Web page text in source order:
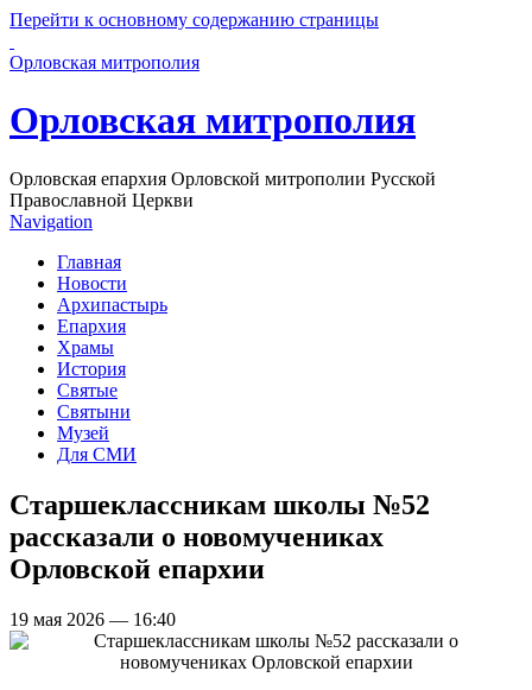
Перейти к основному содержанию страницы
Орловская митрополия
Орловская митрополия
Орловская епархия Орловской митрополии Русской
Православной Церкви
Navigation
Главная
Новости
Архипастырь
Епархия
Храмы
История
Святые
Святыни
Музей
Для СМИ
Старшеклассникам школы №52
рассказали о новомучениках
Орловской епархии
19 мая 2026 — 16:40